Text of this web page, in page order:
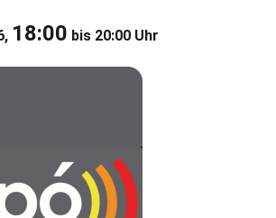
18:00 bis 20:00 Uhr